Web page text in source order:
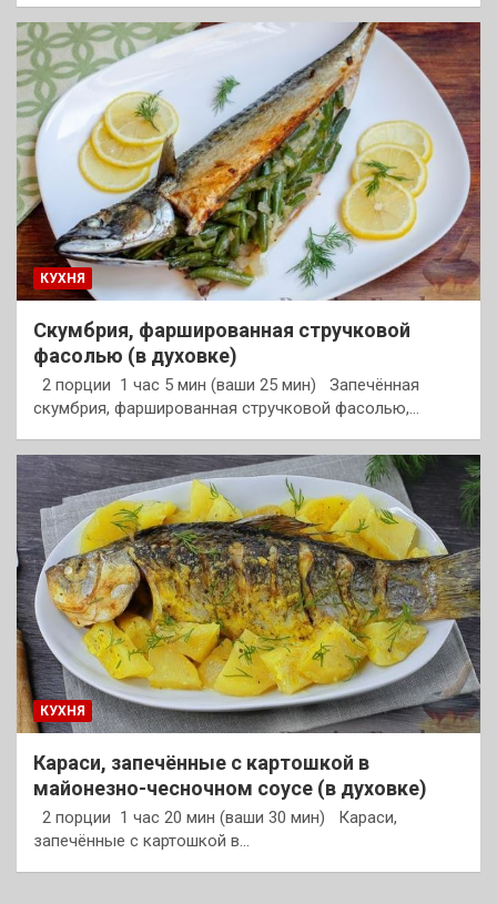
КУХНЯ
Скумбрия, фаршированная стручковой
фасолью (в духовке)
2 порции 1 час 5 мин (ваши 25 мин) Запечённая
скумбрия, фаршированная стручковой фасолью,…
КУХНЯ
Караси, запечённые с картошкой в
майонезно-чесночном соусе (в духовке)
2 порции 1 час 20 мин (ваши 30 мин) Караси,
запечённые с картошкой в…